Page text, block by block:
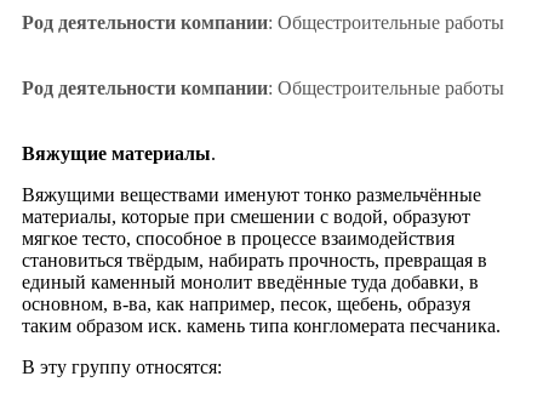
Род деятельности компании: Общестроительные работы
Род деятельности компании: Общестроительные работы
Вяжущие материалы.
Вяжущими веществами именуют тонко размельчённые
материалы, которые при смешении с водой, образуют
мягкое тесто, способное в процессе взаимодействия
становиться твёрдым, набирать прочность, превращая в
единый каменный монолит введённые туда добавки, в
основном, в-ва, как например, песок, щебень, образуя
таким образом иск. камень типа конгломерата песчаника.
В эту группу относятся: